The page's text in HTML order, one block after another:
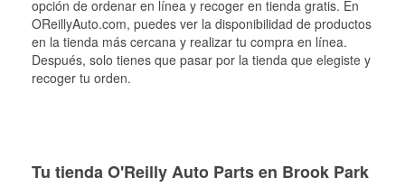
opción de ordenar en línea y recoger en tienda gratis. En
OReillyAuto.com, puedes ver la disponibilidad de productos
en la tienda más cercana y realizar tu compra en línea.
Después, solo tienes que pasar por la tienda que elegiste y
recoger tu orden.
Tu tienda O'Reilly Auto Parts en Brook Park